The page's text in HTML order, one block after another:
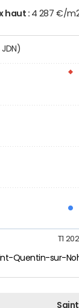
haut : 4 287 €/
JDN)
Quentin-sur-
T1